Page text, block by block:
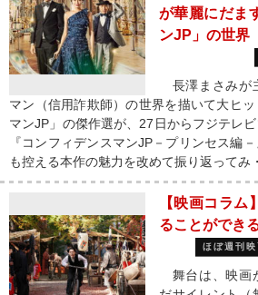
が華麗にだま
ンJP」の世界
長澤まさみが
マン（信用詐欺師）の世界を描いて大ヒ
マンJP」の傑作選が、27日からフジテレ
『コンフィデンスマンJP－プリンセス編
も控える本作の魅力を改めて振り返ってみ
【映画コラム
ることができ
ほぼ週刊映
舞台は、映画